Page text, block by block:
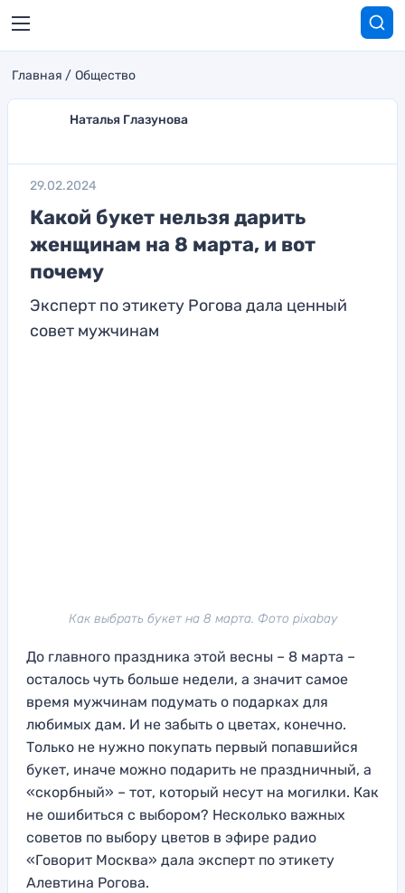
Главная Общество
Наталья Глазунова
29.02.2024
Какой букет нельзя дарить
женщинам на 8 марта, и вот
почему
Эксперт по этикету Рогова дала ценный
совет мужчинам
Как выбрать букет на 8 марта. Фото pixabay
До главного праздника этой весны – 8 марта –
осталось чуть больше недели, а значит самое
время мужчинам подумать о подарках для
любимых дам. И не забыть о цветах, конечно.
Только не нужно покупать первый попавшийся
букет, иначе можно подарить не праздничный, а
«скорбный» – тот, который несут на могилки. Как
не ошибиться с выбором? Несколько важных
советов по выбору цветов в эфире радио
«Говорит Москва» дала эксперт по этикету
Алевтина Рогова.